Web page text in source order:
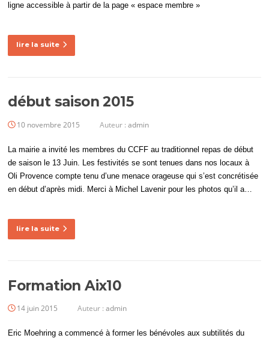
ligne accessible à partir de la page « espace membre »
lire la suite
début saison 2015
10 novembre 2015 Auteur :admin
La mairie a invité les membres du CCFF au traditionnel repas de début
de saison le 13 Juin. Les festivités se sont tenues dans nos locaux à
Oli Provence compte tenu d’une menace orageuse qui s’est concrétisée
en début d’après midi. Merci à Michel Lavenir pour les photos qu’il a…
lire la suite
Formation Aix10
14 juin 2015 Auteur :admin
Eric Moehring a commencé à former les bénévoles aux subtilités du